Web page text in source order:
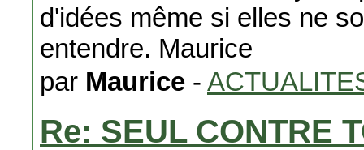
d'idées même si elles ne
entendre. Maurice
par Maurice -
Re: SEUL CONTRE